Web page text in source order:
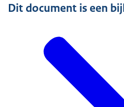
Dit document is een